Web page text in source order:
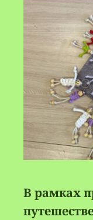
В рамках